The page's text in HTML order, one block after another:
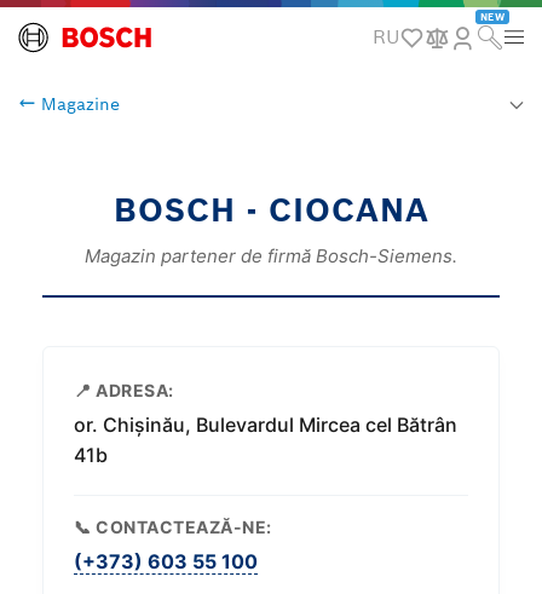
RU
NEW
Magazine
BOSCH - CIOCANA
Magazin partener de firmă Bosch-Siemens.
📍 ADRESA:
or. Chișinău, Bulevardul Mircea cel Bătrân
41b
📞 CONTACTEAZĂ-NE:
(+373) 603 55 100